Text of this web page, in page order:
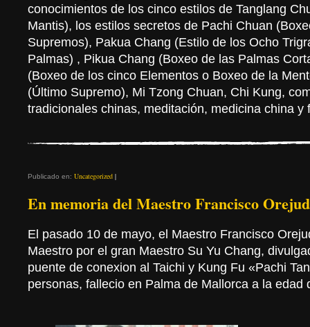
conocimientos de los cinco estilos de Tanglang
Mantis), los estilos secretos de Pachi Chuan
Supremos), Pakua Chang (Estilo de los Ocho
Palmas) , Pikua Chang (Boxeo de las Palmas
(Boxeo de los cinco Elementos o Boxeo de la
(Último Supremo), Mi Tzong Chuan, Chi Kung,
tradicionales chinas, meditación, medicina china y
Publicado en: Uncategorized |
En memoria del Maestro Francisco
El pasado 10 de mayo, el Maestro Francisco
Maestro por el gran Maestro Su Yu Chang,
puente de conexion al Taichi y Kung Fu «Pachi
personas, fallecio en Palma de Mallorca a la edad